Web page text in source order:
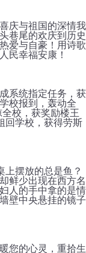
庆与祖国的深情我
巷尾的欢庆到历史
爱与自豪！用诗歌
民幸福安康！
系统指定任务，获
校报到，轰动全
校，获奖励楼王
回学校，获得劳斯
上摆放的总是鱼？
鲜少出现在西方名
人的手中拿的是情
壁中央悬挂的镜子
您的心灵，重拾生